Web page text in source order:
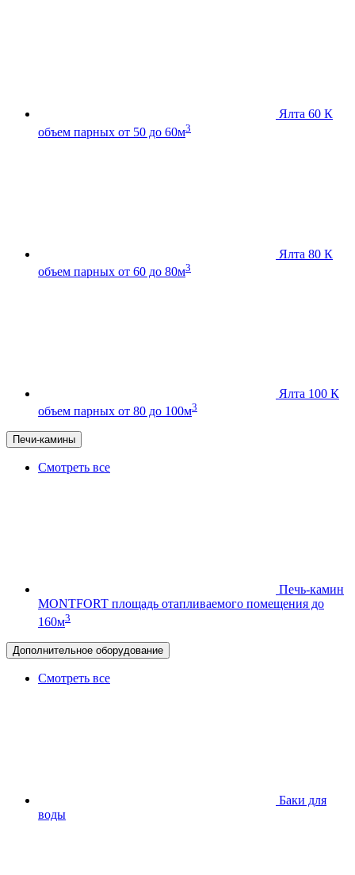
Ялта 60 К
объем парных от 50 до 60м3
Ялта 80 К
объем парных от 60 до 80м3
Ялта 100 К
объем парных от 80 до 100м3
Печи-камины
Смотреть все
Печь-камин
MONTFORT площадь отапливаемого помещения до
160м3
Дополнительное оборудование
Смотреть все
Баки для
воды